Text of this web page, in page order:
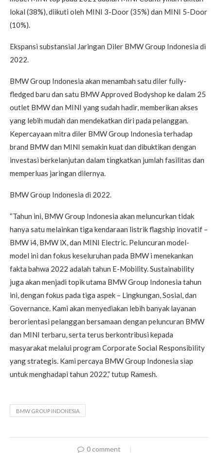
lokal (38%), diikuti oleh MINI 3-Door (35%) dan MINI 5-Door
(10%).
Ekspansi substansial Jaringan Diler BMW Group Indonesia di
2022.
BMW Group Indonesia akan menambah satu diler fully-
fledged baru dan satu BMW Approved Bodyshop ke dalam 25
outlet BMW dan MINI yang sudah hadir, memberikan akses
yang lebih mudah dan mendekatkan diri pada pelanggan.
Kepercayaan mitra diler BMW Group Indonesia terhadap
brand BMW dan MINI semakin kuat dan dibuktikan dengan
investasi berkelanjutan dalam tingkatkan jumlah fasilitas dan
memperluas jaringan dilernya.
BMW Group Indonesia di 2022.
“Tahun ini, BMW Group Indonesia akan meluncurkan tidak
hanya satu melainkan tiga kendaraan listrik flagship inovatif –
BMW i4, BMW iX, dan MINI Electric. Peluncuran model-
model ini dan fokus keseluruhan pada BMW i menekankan
fakta bahwa 2022 adalah tahun E-Mobility. Sustainability
juga akan menjadi topik utama BMW Group Indonesia tahun
ini, dengan fokus pada tiga aspek – Lingkungan, Sosial, dan
Governance. Kami akan menyediakan lebih banyak layanan
berorientasi pelanggan bersamaan dengan peluncuran BMW
dan MINI terbaru, serta terus berkontribusi kepada
masyarakat melalui program Corporate Social Responsibility
yang strategis. Kami percaya BMW Group Indonesia siap
untuk menghadapi tahun 2022,” tutup Ramesh.
BMW GROUP INDONESIA
0 comment